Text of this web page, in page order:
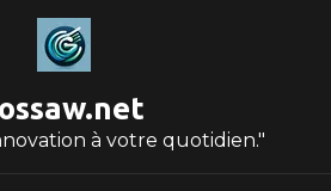
à votre quotidien."